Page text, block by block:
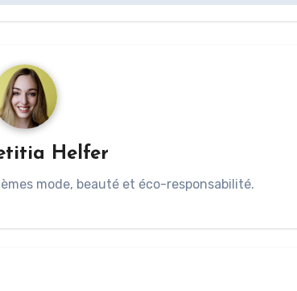
Helfer
mode, beauté et éco-responsabilité.